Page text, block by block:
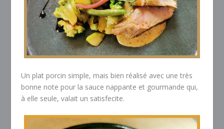
Un plat porcin simple, mais bien réalisé avec une très
bonne note pour la sauce nappante et gourmande qui,
à elle seule, valait un satisfecite.